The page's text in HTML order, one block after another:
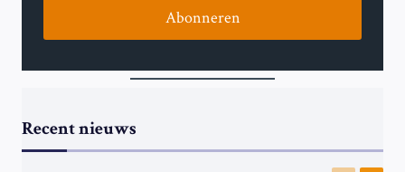
Abonneren
Recent nieuws